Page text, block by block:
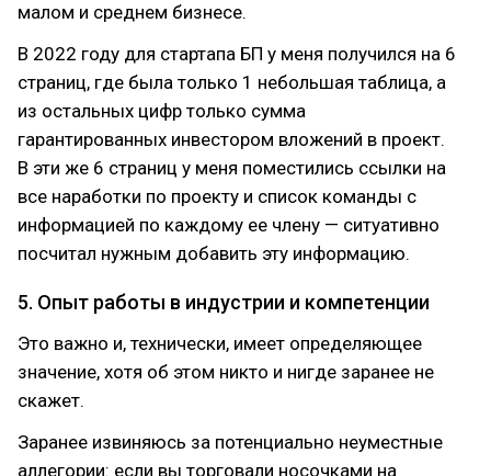
малом и среднем бизнесе.
В 2022 году для стартапа БП у меня получился на 6
страниц, где была только 1 небольшая таблица, а
из остальных цифр только сумма
гарантированных инвестором вложений в проект.
В эти же 6 страниц у меня поместились ссылки на
все наработки по проекту и список команды с
информацией по каждому ее члену — ситуативно
посчитал нужным добавить эту информацию.
5. Опыт работы в индустрии и компетенции
Это важно и, технически, имеет определяющее
значение, хотя об этом никто и нигде заранее не
скажет.
Заранее извиняюсь за потенциально неуместные
аллегории: если вы торговали носочками на